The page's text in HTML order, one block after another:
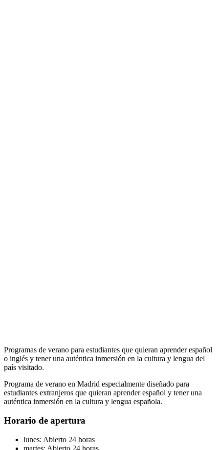
Programas de verano para estudiantes que quieran aprender español
o inglés y tener una auténtica inmersión en la cultura y lengua del
país visitado.
Programa de verano en Madrid especialmente diseñado para
estudiantes extranjeros que quieran aprender español y tener una
auténtica inmersión en la cultura y lengua española.
Horario de apertura
lunes: Abierto 24 horas
martes: Abierto 24 horas